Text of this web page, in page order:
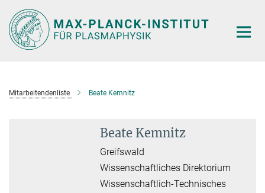
Hauptinhalt
Mitarbeitendenliste Beate Kemnitz
Beate Kemnitz
Greifswald
Wissenschaftliches Direktorium
Wissenschaftlich-Technisches